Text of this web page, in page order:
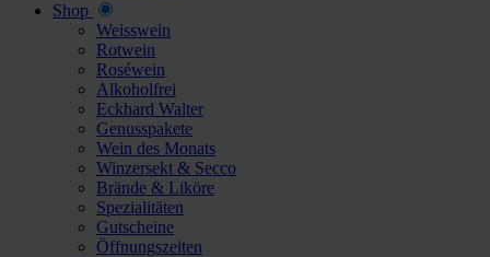
Shop
Weisswein
Rotwein
Roséwein
Alkoholfrei
Eckhard Walter
Genusspakete
Wein des Monats
Winzersekt & Secco
Brände & Liköre
Spezialitäten
Gutscheine
Öffnungszeiten